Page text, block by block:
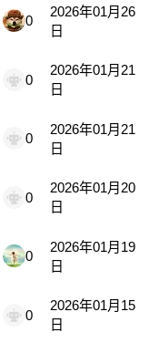
0
2026年01月26
日
0
2026年01月21
日
0
2026年01月21
日
0
2026年01月20
日
0
2026年01月19
日
0
2026年01月15
日